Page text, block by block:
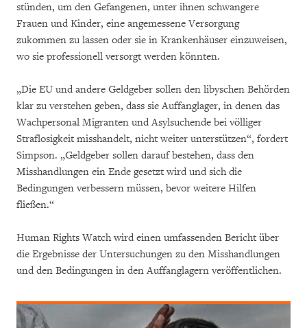
stünden, um den Gefangenen, unter ihnen schwangere
Frauen und Kinder, eine angemessene Versorgung
zukommen zu lassen oder sie in Krankenhäuser einzuweisen,
wo sie professionell versorgt werden könnten.
„Die EU und andere Geldgeber sollen den libyschen Behörden
klar zu verstehen geben, dass sie Auffanglager, in denen das
Wachpersonal Migranten und Asylsuchende bei völliger
Straflosigkeit misshandelt, nicht weiter unterstützen“, fordert
Simpson. „Geldgeber sollen darauf bestehen, dass den
Misshandlungen ein Ende gesetzt wird und sich die
Bedingungen verbessern müssen, bevor weitere Hilfen
fließen.“
Human Rights Watch wird einen umfassenden Bericht über
die Ergebnisse der Untersuchungen zu den Misshandlungen
und den Bedingungen in den Auffanglagern veröffentlichen.